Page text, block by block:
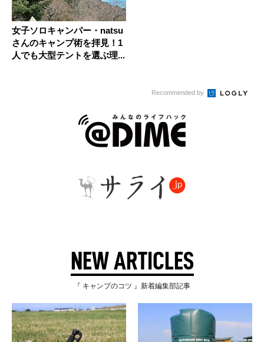
女子ソロキャンパー・natsu
さんのキャンプ術を拝見！1
人でも大型テントを選ぶ理...
Recommended by
NEW ARTICLES
『 キャンプのコツ 』新着編集部記事